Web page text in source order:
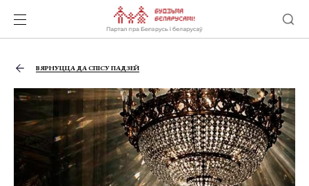
ВЯРНУЦЦА ДА СПІСУ ПАДЗЕЙ